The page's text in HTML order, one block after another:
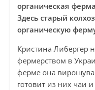
органическая
Здесь старый
органическую
Кристина Либергер
фермерством в
ферме она
готовит из них чаи